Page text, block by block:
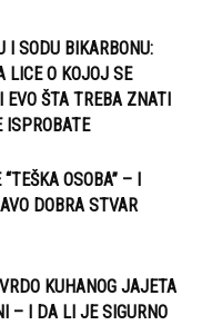
I SODU BIKARBONU:
LICE O KOJOJ SE
EVO ŠTA TREBA ZNATI
ISPROBATE
OSOBA” – I
DOBRA STVAR
KUHANOG JAJETA
– I DA LI JE SIGURNO